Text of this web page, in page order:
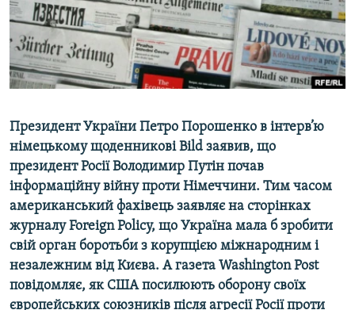
ВІДЕОУРОКИ «ELIFBE»
СВІДЧЕННЯ ОКУПАЦІЇ
УКРАЇНСЬКА ПРОБЛЕМА КРИМУ
Русский
Qırımtatar
Усі сайти RFE/RL
Президент України Петро Порошенко в інтерв’ю
німецькому щоденниковіBild заявив, що
президент Росії Володимир Путін почав
інформаційну війну проти Німеччини. Тим часом
американський фахівець заявляє на сторінках
журналуForeign Policy, що Україна мала б зробити
свій орган боротьби з корупцією міжнародним і
незалежним від Києва. А газета Washington Post
повідомляє, як США посилюють оборону своїх
європейських союзників після агресії Росії проти